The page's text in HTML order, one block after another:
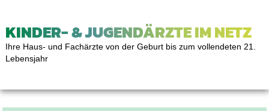
KINDER- & JUGENDÄRZTE IM NETZ
Ihre Haus- und Fachärzte von der Geburt bis zum vollendeten 21.
Lebensjahr